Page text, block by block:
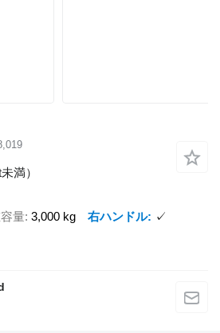
満）
量 3,000 kg 右ハンドル ✓